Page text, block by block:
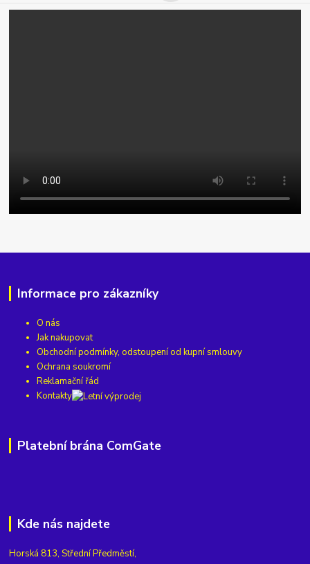
Informace pro zákazníky
O nás
Jak nakupovat
Obchodní podmínky, odstoupení od kupní smlouvy
Ochrana soukromí
Reklamační řád
Kontakty
Platební brána ComGate
Kde nás najdete
Horská 813, Střední Předměstí,